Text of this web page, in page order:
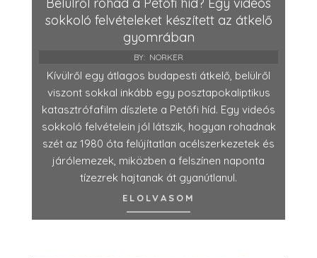
sokkoló felvételeket készített az átkelő
gyomrában
BY: NORKER
Kívülről egy átlagos budapesti átkelő, belülről
viszont sokkal inkább egy posztapokaliptikus
katasztrófafilm díszlete a Petőfi híd. Egy videós
sokkoló felvételein jól látszik, hogyan rohadnak
szét az 1980 óta felújítatlan acélszerkezetek és
járólemezek, miközben a felszínen naponta
tízezrek hajtanak át gyanútlanul.
ELOLVASOM